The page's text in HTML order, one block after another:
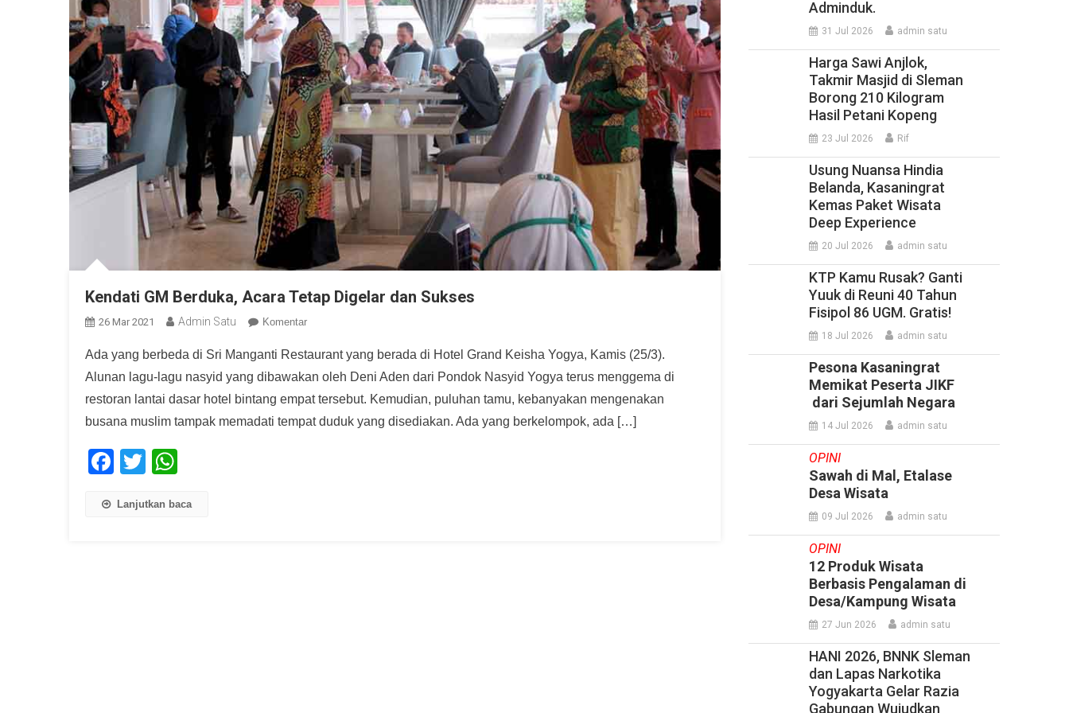
Kendati GM Berduka, Acara Tetap Digelar dan Sukses
26 Mar 2021 Admin Satu Komentar
Ada yang berbeda di Sri Manganti Restaurant yang berada di Hotel Grand Keisha Yogya, Kamis (25/3).
Alunan lagu-lagu nasyid yang dibawakan oleh Deni Aden dari Pondok Nasyid Yogya terus menggema di
restoran lantai dasar hotel bintang empat tersebut. Kemudian, puluhan tamu, kebanyakan mengenakan
busana muslim tampak memadati tempat duduk yang disediakan. Ada yang berkelompok, ada […]
Facebook
Twitter
Lanjutkan baca
Adminduk.
31 Jul 2026 admin satu
Harga Sawi Anjlok,
Takmir Masjid di Sleman
Borong 210 Kilogram
Hasil Petani Kopeng
23 Jul 2026 Rif
Usung Nuansa Hindia
Belanda, Kasaningrat
Kemas Paket Wisata
Deep Experience
20 Jul 2026 admin satu
KTP Kamu Rusak? Ganti
Yuuk di Reuni 40 Tahun
Fisipol 86 UGM. Gratis!
18 Jul 2026 admin satu
Pesona Kasaningrat
Memikat Peserta JIKF
dari Sejumlah Negara
14 Jul 2026 admin satu
OPINI
Sawah di Mal, Etalase
Desa Wisata
09 Jul 2026 admin satu
OPINI
12 Produk Wisata
Berbasis Pengalaman di
Desa/Kampung Wisata
27 Jun 2026 admin satu
HANI 2026, BNNK Sleman
dan Lapas Narkotika
Yogyakarta Gelar Razia
Gabungan Wujudkan